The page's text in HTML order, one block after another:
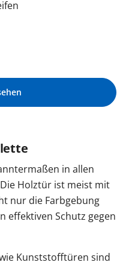
in allen
Holztür ist meist mit
nur die Farbgebung
effektiven Schutz gegen
Kunststofftüren sind